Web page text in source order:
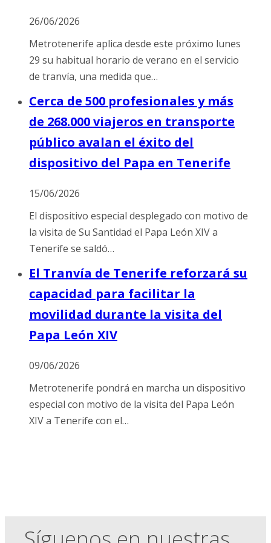
26/06/2026
Metrotenerife aplica desde este próximo lunes
29 su habitual horario de verano en el servicio
de tranvía, una medida que…
Cerca de 500 profesionales y más
de 268.000 viajeros en transporte
público avalan el éxito del
dispositivo del Papa en Tenerife
15/06/2026
El dispositivo especial desplegado con motivo de
la visita de Su Santidad el Papa León XIV a
Tenerife se saldó…
El Tranvía de Tenerife reforzará su
capacidad para facilitar la
movilidad durante la visita del
Papa León XIV
09/06/2026
Metrotenerife pondrá en marcha un dispositivo
especial con motivo de la visita del Papa León
XIV a Tenerife con el…